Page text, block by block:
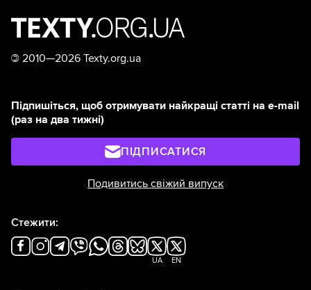
© 2010—2026 Texty.org.ua
Підпишіться, щоб отримувати найкращі статті на e-mail
(раз на два тижні)
ПІДПИСАТИСЯ
Подивитись свіжий випуск
Стежити:
UA EN